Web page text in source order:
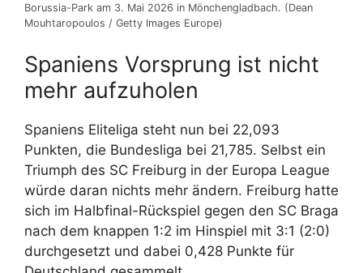
Borussia-Park am 3. Mai 2026 in Mönchengladbach. (Dean
Mouhtaropoulos / Getty Images Europe)
Spaniens Vorsprung ist nicht
mehr aufzuholen
Spaniens Eliteliga steht nun bei 22,093
Punkten, die Bundesliga bei 21,785. Selbst ein
Triumph des SC Freiburg in der Europa League
würde daran nichts mehr ändern. Freiburg hatte
sich im Halbfinal-Rückspiel gegen den SC Braga
nach dem knappen 1:2 im Hinspiel mit 3:1 (2:0)
durchgesetzt und dabei 0,428 Punkte für